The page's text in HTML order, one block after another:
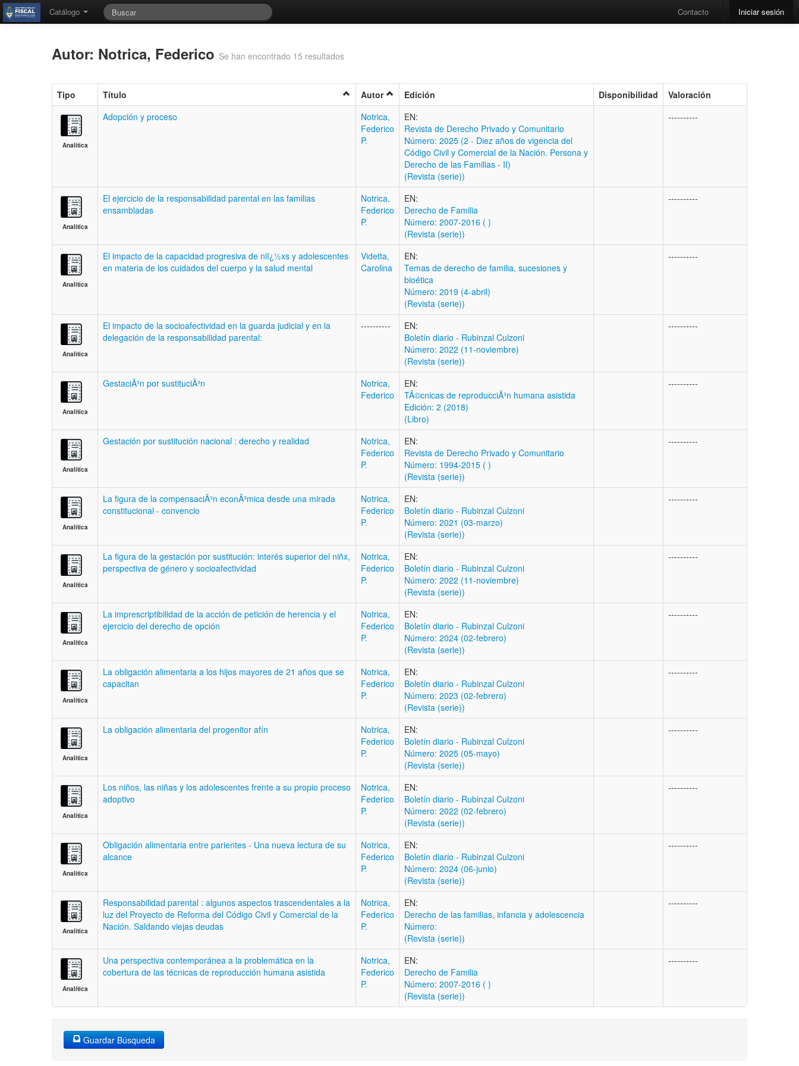
Catálogo Contacto Iniciar sesión
Autor: Notrica, Federico Se han encontrado 15 resultados
Tipo Título Autor Edición Disponibilidad Valoración
Analítica
Adopción y proceso
Notrica,
Federico
P.
EN:
Revista de Derecho Privado y Comunitario
Número: 2025 (2 - Diez años de vigencia del
Código Civil y Comercial de la Nación. Persona y
Derecho de las Familias - II)
(Revista (serie))
----------
Analítica
El ejercicio de la responsabilidad parental en las familias
ensambladas
Notrica,
Federico
P.
EN:
Derecho de Familia
Número: 2007-2016 ( )
(Revista (serie))
----------
Analítica
El impacto de la capacidad progresiva de niï¿½xs y adolescentes
en materia de los cuidados del cuerpo y la salud mental
Videtta,
Carolina
EN:
Temas de derecho de familia, sucesiones y
bioética
Número: 2019 (4-abril)
(Revista (serie))
----------
Analítica
El impacto de la socioafectividad en la guarda judicial y en la
delegación de la responsabilidad parental:
----------
EN:
Boletí­n diario - Rubinzal Culzoni
Número: 2022 (11-noviembre)
(Revista (serie))
----------
Analítica
GestaciÃ³n por sustituciÃ³n
Notrica,
Federico
EN:
TÃ©cnicas de reproducciÃ³n humana asistida
Edición: 2 (2018)
(Libro)
----------
Analítica
Gestación por sustitución nacional : derecho y realidad
Notrica,
Federico
P.
EN:
Revista de Derecho Privado y Comunitario
Número: 1994-2015 ( )
(Revista (serie))
----------
Analítica
La figura de la compensaciÃ³n econÃ³mica desde una mirada
constitucional - convencio
Notrica,
Federico
P.
EN:
Boletí­n diario - Rubinzal Culzoni
Número: 2021 (03-marzo)
(Revista (serie))
----------
Analítica
La figura de la gestación por sustitución: interés superior del niñx,
perspectiva de género y socioafectividad
Notrica,
Federico
P.
EN:
Boletí­n diario - Rubinzal Culzoni
Número: 2022 (11-noviembre)
(Revista (serie))
----------
Analítica
La imprescriptibilidad de la acción de petición de herencia y el
ejercicio del derecho de opción
Notrica,
Federico
P.
EN:
Boletí­n diario - Rubinzal Culzoni
Número: 2024 (02-febrero)
(Revista (serie))
----------
Analítica
La obligación alimentaria a los hijos mayores de 21 años que se
capacitan
Notrica,
Federico
P.
EN:
Boletí­n diario - Rubinzal Culzoni
Número: 2023 (02-febrero)
(Revista (serie))
----------
Analítica
La obligación alimentaria del progenitor afín
Notrica,
Federico
P.
EN:
Boletí­n diario - Rubinzal Culzoni
Número: 2025 (05-mayo)
(Revista (serie))
----------
Analítica
Los niños, las niñas y los adolescentes frente a su propio proceso
adoptivo
Notrica,
Federico
P.
EN:
Boletí­n diario - Rubinzal Culzoni
Número: 2022 (02-febrero)
(Revista (serie))
----------
Analítica
Obligación alimentaria entre parientes - Una nueva lectura de su
alcance
Notrica,
Federico
P.
EN:
Boletí­n diario - Rubinzal Culzoni
Número: 2024 (06-junio)
(Revista (serie))
----------
Analítica
Responsabilidad parental : algunos aspectos trascendentales a la
luz del Proyecto de Reforma del Código Civil y Comercial de la
Nación. Saldando viejas deudas
Notrica,
Federico
P.
EN:
Derecho de las familias, infancia y adolescencia
Número:
(Revista (serie))
----------
Analítica
Una perspectiva contemporánea a la problemática en la
cobertura de las técnicas de reproducción humana asistida
Notrica,
Federico
P.
EN:
Derecho de Familia
Número: 2007-2016 ( )
(Revista (serie))
----------
Guardar Búsqueda